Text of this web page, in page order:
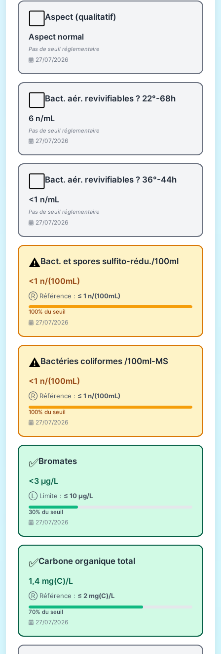
Aspect (qualitatif)
Aspect normal
Pas de seuil réglementaire
27/07/2026
Bact. aér. revivifiables ? 22°-68h
6 n/mL
Pas de seuil réglementaire
27/07/2026
Bact. aér. revivifiables ? 36°-44h
<1 n/mL
Pas de seuil réglementaire
27/07/2026
⚠️Bact. et spores sulfito-rédu./100ml
<1 n/(100mL)
Ⓡ Référence : ≤ 1 n/(100mL)
100% du seuil
27/07/2026
⚠️Bactéries coliformes /100ml-MS
<1 n/(100mL)
Ⓡ Référence : ≤ 1 n/(100mL)
100% du seuil
27/07/2026
✅Bromates
<3 µg/L
Ⓛ Limite : ≤ 10 µg/L
30% du seuil
27/07/2026
✅Carbone organique total
1,4 mg(C)/L
Ⓡ Référence : ≤ 2 mg(C)/L
70% du seuil
27/07/2026